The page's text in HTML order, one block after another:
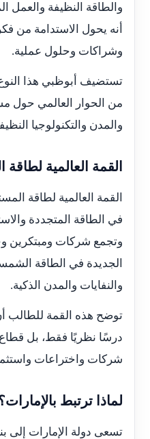
والطاقة النظيفة والعمل
أنه يحول الاستدامة من
وشراكات وحلول عملية.
تستضيف أبوظبي هذا
من الحوار العالمي حول
والمدن والتكنولوجيا
القمة العالمية لطاقة
القمة العالمية لطاقة
في الطاقة المتجددة
وتجمع شركات ومبتكرين
الجديدة في الطاقة
والنفايات والمدن الذكية.
توضح هذه القمة للطالب
درسًا نظريًا فقط، بل
شركات واختراعات
لماذا ترتبط بالإمارات؟
تسعى دولة الإمارات إلى